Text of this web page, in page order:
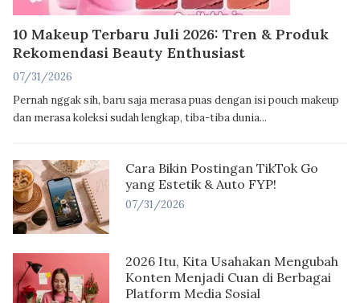
10 Makeup Terbaru Juli 2026: Tren & Produk
Rekomendasi Beauty Enthusiast
07/31/2026
Pernah nggak sih, baru saja merasa puas dengan isi pouch makeup
dan merasa koleksi sudah lengkap, tiba-tiba dunia...
Cara Bikin Postingan TikTok Go
yang Estetik & Auto FYP!
07/31/2026
2026 Itu, Kita Usahakan Mengubah
Konten Menjadi Cuan di Berbagai
Platform Media Sosial